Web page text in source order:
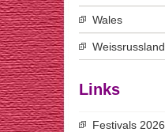
Wales
Weissrussland
Links
Festivals 2026